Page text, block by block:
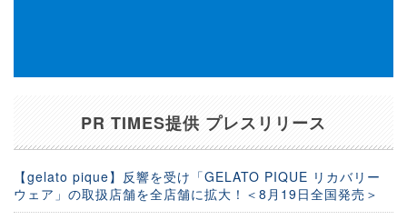
PR TIMES提供 プレスリリース
【gelato pique】反響を受け「GELATO PIQUE リカバリー
ウェア」の取扱店舗を全店舗に拡大！＜8月19日全国発売＞